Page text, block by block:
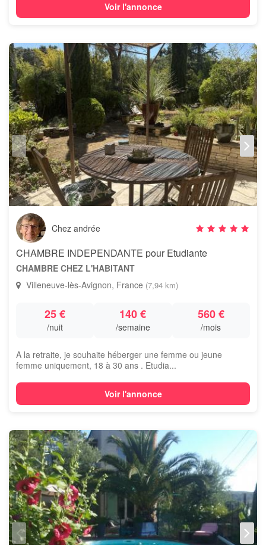
Voir l'annonce
Chez andrée
CHAMBRE INDEPENDANTE pour Etudiante
CHAMBRE CHEZ L'HABITANT
Villeneuve-lès-Avignon, France (7,94 km)
25 €
/nuit
140 €
/semaine
560 €
/mois
A la retraite, je souhaite héberger une femme ou jeune
femme uniquement, 18 à 30 ans . Etudia...
Voir l'annonce